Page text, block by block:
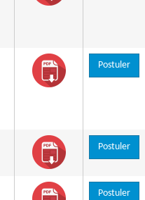
Postuler
Postuler
Postuler